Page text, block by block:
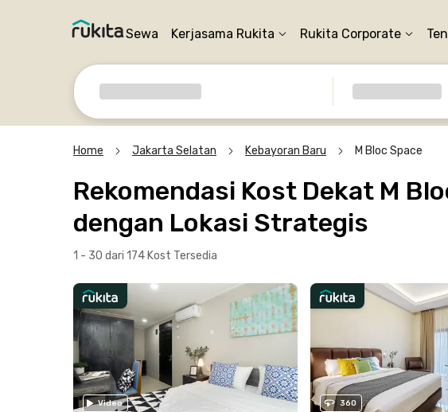
Sewa Kerjasama Rukita Rukita Corporate
Home Jakarta Selatan Kebayoran Baru M Bloc Space
Rekomendasi Kost Dekat M
dengan Lokasi Strategis
1 - 30 dari 174 Kost Tersedia
Video 360